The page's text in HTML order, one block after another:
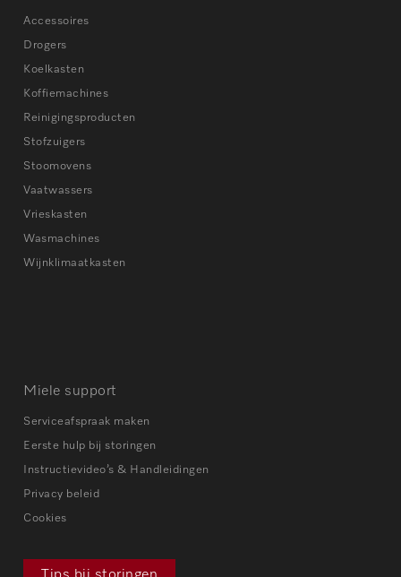
Accessoires
Drogers
Koelkasten
Koffiemachines
Reinigingsproducten
Stofzuigers
Stoomovens
Vaatwassers
Vrieskasten
Wasmachines
Wijnklimaatkasten
Miele support
Serviceafspraak maken
Eerste hulp bij storingen
Instructievideo’s & Handleidingen
Privacy beleid
Cookies